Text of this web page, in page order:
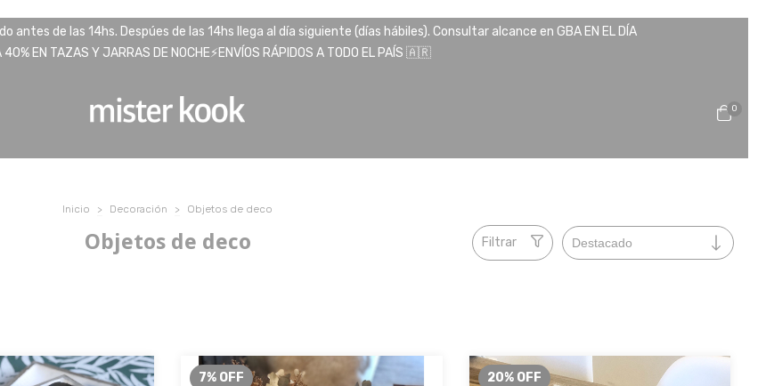
antes de las 14hs. Despúes de las 14hs llega al día siguiente (días hábiles). Consultar alcance en GBA EN EL DÍA
40% EN TAZAS Y JARRAS DE NOCHE⚡️ENVÍOS RÁPIDOS A TODO EL PAÍS 🇦🇷
0
Inicio > Decoración > Objetos de deco
Objetos de deco Filtrar
7% OFF 20% OFF